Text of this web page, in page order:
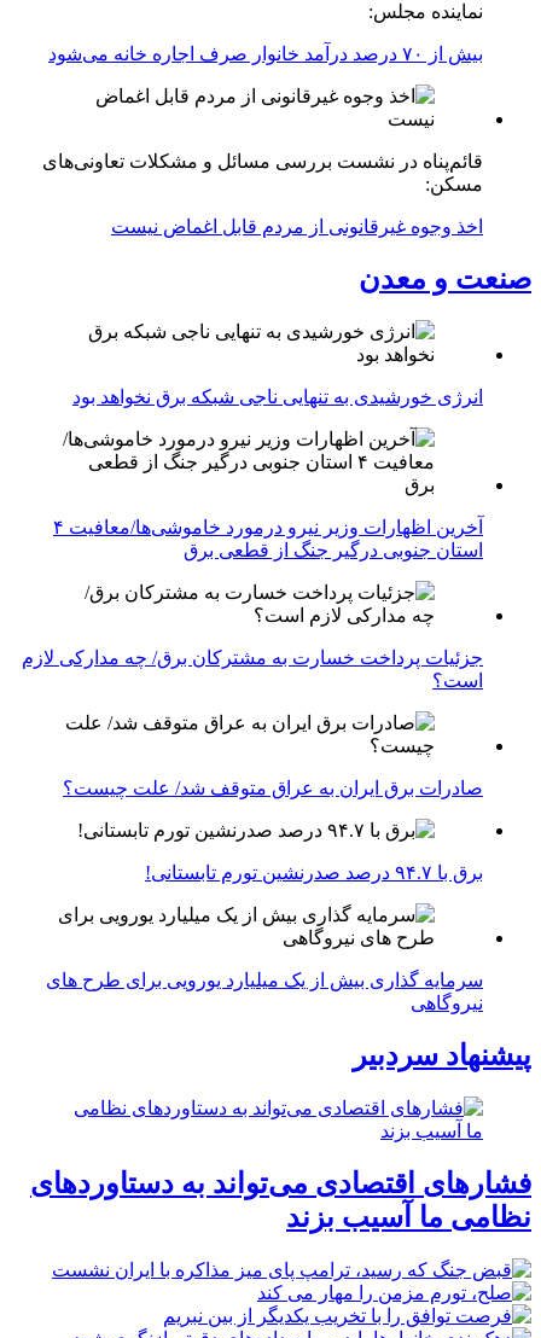
نماینده مجلس:
بیش از ۷۰ درصد درآمد خانوار صرف اجاره خانه می‌شود
قائم‌پناه در نشست بررسی مسائل و مشکلات تعاونی‌های
مسکن:
اخذ وجوه غیرقانونی از مردم قابل اغماض نیست
صنعت و معدن
انرژی خورشیدی به تنهایی ناجی شبکه برق نخواهد بود
آخرین اظهارات وزیر نیرو درمورد خاموشی‌ها/معافیت ۴
استان جنوبی درگیر جنگ از قطعی برق
جزئیات پرداخت خسارت به مشترکان برق/ چه مدارکی لازم
است؟
صادرات برق ایران به عراق متوقف شد/ علت چیست؟
برق با ۹۴.۷ درصد صدرنشین تورم تابستانی!
سرمایه گذاری بیش از یک میلیارد یورویی برای طرح های
نیروگاهی
پیشنهاد سردبیر
فشارهای اقتصادی می‌تواند به دستاوردهای
نظامی ما آسیب بزند